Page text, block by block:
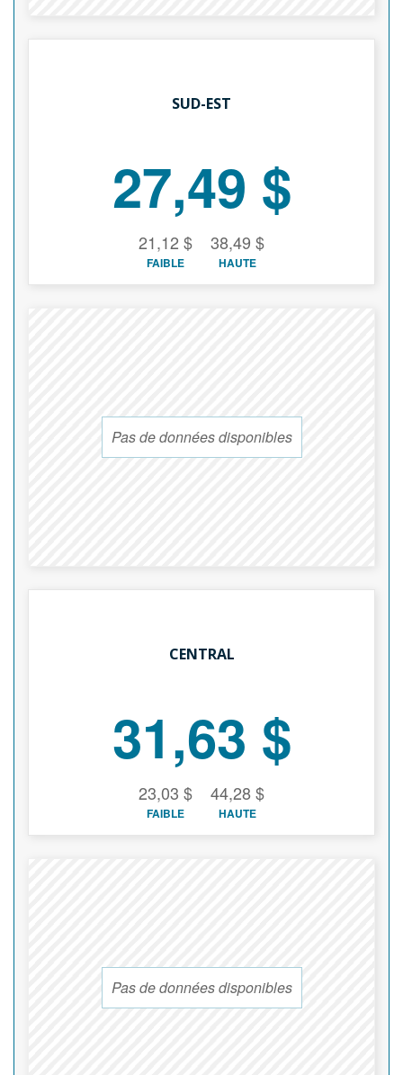
SUD-EST
27,49 $
21,12 $
FAIBLE
38,49 $
HAUTE
Pas de données disponibles
CENTRAL
31,63 $
23,03 $
FAIBLE
44,28 $
HAUTE
Pas de données disponibles